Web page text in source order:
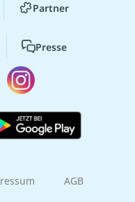
Partner
Presse
AGB